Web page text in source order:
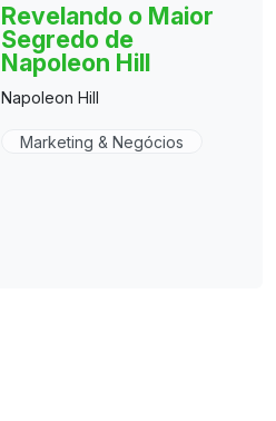
Revelando o Maior
Segredo de
Napoleon Hill
Napoleon Hill
Marketing & Negócios